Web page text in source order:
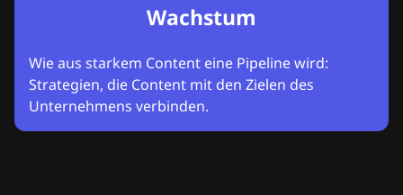
Wachstum
Wie aus starkem Content eine Pipeline wird:
Strategien, die Content mit den Zielen des
Unternehmens verbinden.